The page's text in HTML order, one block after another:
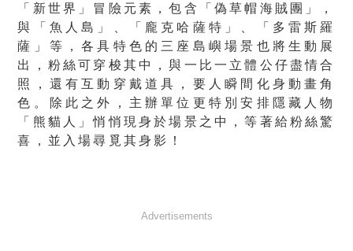
「新世界」冒險元素，包含「偽草帽海賊團」，
與「魚人島」、「龐克哈薩特」、「多雷斯羅
薩」等，各具特色的三座島嶼場景也將生動展
出，粉絲可穿梭其中，與一比一立體公仔盡情合
照，還有互動穿戴道具，要人瞬間化身動畫角
色。除此之外，主辦單位更特別安排隱藏人物
「熊貓人」悄悄現身於場景之中，等著給粉絲驚
喜，並入場尋覓其身影！
Advertisements